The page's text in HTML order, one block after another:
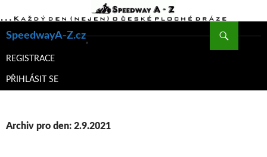
SpeedwayA-Z.cz
K
WEBU
REGISTRACE
PŘIHLÁSIT SE
Archiv pro den: 2.9.2021